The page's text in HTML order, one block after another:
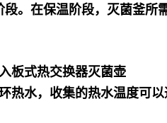
。在保温阶段，灭菌釜
板式热交换器灭菌壶
水，收集的热水温度可